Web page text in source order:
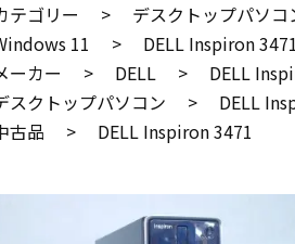
テゴリー > デスクトップパソコ
11 >
DELL Inspiron 3471
ーカー > DELL >
DELL
スクトップパソコン >
DELL
古品 > DELL Inspiron 3471